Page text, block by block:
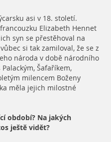
asi v 18. století.
Elizabeth Hennet
syn se přestěhoval na
si tak zamiloval, že se z
národa v době národního
Šafaříkem,
milencem Boženy
měla jejich milostné
období? Na jakých
ještě vidět?